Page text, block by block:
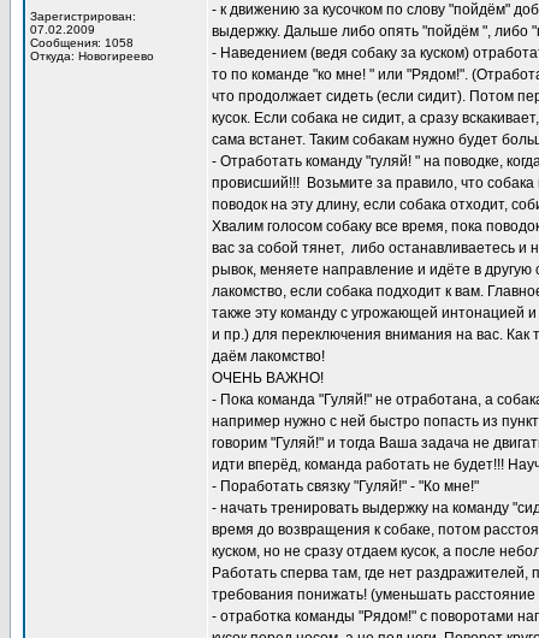
Зарегистрирован:
07.02.2009
Сообщения: 1058
Откуда: Новогиреево
- к движению за кусочком по слову "пойдём"
выдержку. Дальше либо опять "пойдём ", либо
- Наведением (ведя собаку за куском)
то по команде "ко мне! " или "Рядом!".
что продолжает сидеть (если сидит). Потом
кусок. Если собака не сидит, а сразу
сама встанет. Таким собакам нужно будет
- Отработать команду "гуляй! " на поводке,
провисший!!! Возьмите за правило, что
поводок на эту длину, если собака отходит,
Хвалим голосом собаку все время, пока
вас за собой тянет, либо останавливаетесь и
рывок, меняете направление и идёте в другую
лакомство, если собака подходит к вам.
также эту команду с угрожающей интонацией
и пр.) для переключения внимания на вас.
даём лакомство!
ОЧЕНЬ ВАЖНО!
- Пока команда "Гуляй!" не отработана, а
например нужно с ней быстро попасть из
говорим "Гуляй!" и тогда Ваша задача не
идти вперёд, команда работать не будет!!!
- Поработать связку "Гуляй!" - "Ко мне!"
- начать тренировать выдержку на команду
время до возвращения к собаке, потом
куском, но не сразу отдаем кусок, а после
Работать сперва там, где нет
требования понижать! (уменьшать
- отработка команды "Рядом!" с поворотами